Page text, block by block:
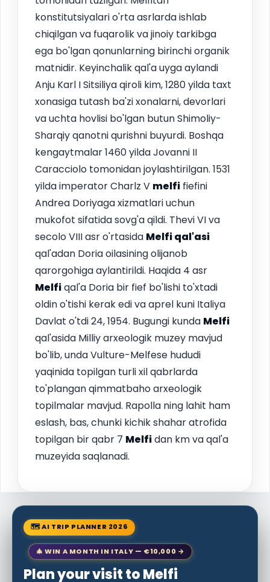
konstitutsiyalari o'rta asrlarda ishlab
chiqilgan va fuqarolik va jinoiy tarkibga
ega bo'lgan qonunlarning birinchi organik
matnidir. Keyinchalik qal'a uyga aylandi
Anju Karl I Sitsiliya qiroli kim, 1280 yilda taxt
xonasiga tutash ba'zi xonalarni, devorlari
va uchta hovlisi bo'lgan butun Shimoliy-
Sharqiy qanotni qurishni buyurdi. Boshqa
kengaytmalar 1460 yilda Jovanni II
Caracciolo tomonidan joylashtirilgan. 1531
yilda imperator Charlz V melfi fiefini
Andrea Doriyaga xizmatlari uchun
mukofot sifatida sovg'a qildi. Thevi VI va
secolo VIII asr o'rtasida Melfiqal'asi
qal'adan Doria oilasining olijanob
qarorgohiga aylantirildi. Haqida 4 asr
Melfiqal'a Doria bir fief bo'lishi to'xtadi
oldin o'tishi kerak edi va aprel kuni Italiya
Davlat o'tdi 24, 1954. Bugungi kunda Melfi
qal'asida Milliy arxeologik muzey mavjud
bo'lib, unda Vulture-Melfese hududi
yaqinida topilgan turli xil qabrlarda
to'plangan qimmatbaho arxeologik
topilmalar mavjud. Rapolla ning lahit ham
eslash, bas, chunki kichik shahar atrofida
topilgan bir qabr 7 Melfidan km va qal'a
muzeyida saqlanadi.
🗺 AI TRIP PLANNER 2026
🎄 WIN A MONTH IN ITALY — €10,000 →
Plan your visit to Melfi